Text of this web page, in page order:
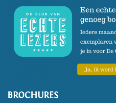
BROCHURES